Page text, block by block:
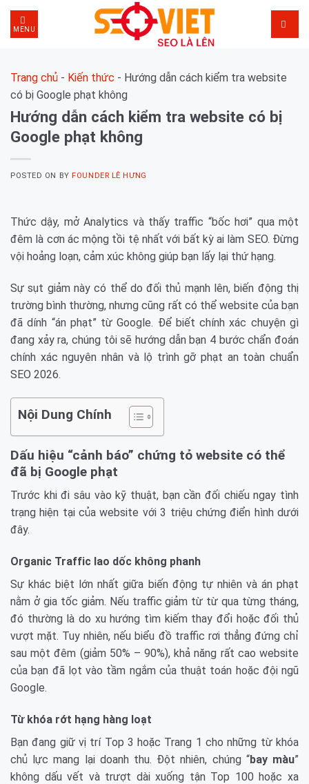
Skip
content
MENU
Trang chủ - Kiến thức - Hướng dẫn cách kiểm tra website
có bị Google phạt không
Hướng dẫn cách kiểm tra website có bị
Google phạt không
POSTED ON BYFOUNDER LÊ HƯNG
Thức dậy, mở Analytics và thấy traffic “bốc hơi” qua một
đêm là cơn ác mộng tồi tệ nhất với bất kỳ ai làm SEO. Đừng
vội hoảng loạn, cảm xúc không giúp bạn lấy lại thứ hạng.
Sự sụt giảm này có thể do đối thủ mạnh lên, biến động thị
trường bình thường, nhưng cũng rất có thể website của bạn
đã dính “án phạt” từ Google. Để biết chính xác chuyện gì
đang xảy ra, chúng tôi sẽ hướng dẫn bạn 4 bước chẩn đoán
chính xác nguyên nhân và lộ trình gỡ phạt an toàn chuẩn
SEO 2026.
Nội Dung Chính
Dấu hiệu “cảnh báo” chứng tỏ website có thể
đã bị Google phạt
Trước khi đi sâu vào kỹ thuật, bạn cần đối chiếu ngay tình
trạng hiện tại của website với 3 triệu chứng điển hình dưới
đây.
Organic Traffic lao dốc không phanh
Sự khác biệt lớn nhất giữa biến động tự nhiên và án phạt
nằm ở gia tốc giảm. Nếu traffic giảm từ từ qua từng tháng,
đó thường là do xu hướng tìm kiếm thay đổi hoặc đối thủ
vượt mặt. Tuy nhiên, nếu biểu đồ traffic rơi thẳng đứng chỉ
sau một đêm (giảm 50% – 90%), khả năng rất cao website
của bạn đã lọt vào tầm ngắm của thuật toán hoặc đội ngũ
Google.
Từ khóa rớt hạng hàng loạt
Bạn đang giữ vị trí Top 3 hoặc Trang 1 cho những từ khóa
chủ lực mang lại doanh thu. Đột nhiên, chúng “bay màu”
không dấu vết và trượt dài xuống tận Top 100 hoặc xa